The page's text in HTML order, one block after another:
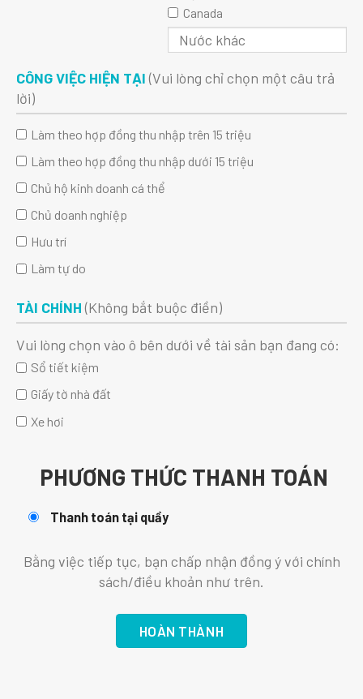
Canada
CÔNG VIỆC HIỆN TẠI(Vui lòng chỉ chọn một câu trả
lời)
Làm theo hợp đồng thu nhập trên 15 triệu
Làm theo hợp đồng thu nhập dưới 15 triệu
Chủ hộ kinh doanh cá thể
Chủ doanh nghiệp
Hưu trí
Làm tự do
TÀI CHÍNH(Không bắt buộc điền)
Vui lòng chọn vào ô bên dưới về tài sản bạn đang có:
Sổ tiết kiệm
Giấy tờ nhà đất
Xe hơi
PHƯƠNG THỨC THANH TOÁN
Thanh toán tại quầy
Bằng việc tiếp tục, bạn chấp nhận đồng ý với chính
sách/điều khoản như trên.